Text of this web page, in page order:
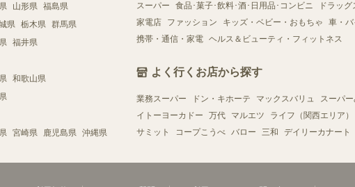
山形県 福島県
県 栃木県 群馬県
福井県
和歌山県
宮崎県 鹿児島県 沖縄県
スーパー 食品･菓子･飲料･酒･日用品･コンビニ ドラッグ
家電店
ファッション キッズ・ベビー・おもちゃ 車・バ
携帯・通信・家電 ヘルス＆ビューティ・フィットネス
よく行くお店から探す
業務スーパー ドン・キホーテ マックスバリュ スーパ
イトーヨーカドー
万代 マルエツ ライフ（関西エリア）
サミット
コープこうべ バロー 三和 デイリーカナート